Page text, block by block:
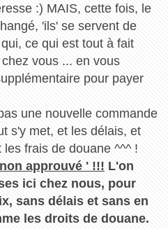
:) MAIS, cette fois, le
'ils' se servent de
ce qui est tout à fait
vous ... en vous
pour payer
une nouvelle commande
s'y met, et les délais, et
frais de douane ^^^ !
approuvé ' !!! L'on
ici chez nous, pour
sans délais et sans en
les droits de douane.